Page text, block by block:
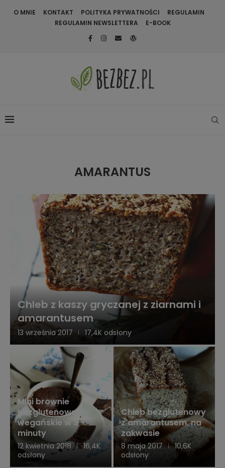
O MNIE KONTAKT POLITYKA PRYWATNOŚCI
REGULAMIN
REGULAMIN NEWSLETTERA
E-BOOK
AMARANTUS
Chleb z kaszy gryczanej z ziarnami i
amarantusem
13 września 2017 17,4K odsłony
Mini brownie
bezglutenowe i
wegańskie w 3
minuty
12 kwietnia 2018
16,4K
odsłony
Chleb bezglutenowy
z amarantusem, na
zakwasie
8 maja 2017
10,6K
odsłony